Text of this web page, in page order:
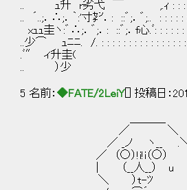
.. ｭ升 r劣弋 ￣ ,.ｨ : : :
.. ´..;．∴;．｀:'寸㌢．: ::゛;．゛;.. : :
xｭｭ圭ヽ:゛∴;．゛;．: ::゛;．f心.ﾞ: : :
..少⌒ ｭﾆﾆ. /. : : : : : : : : : : : : : :
.ﾞ″ ィ升圭(
.. ）少
5 名前： ◆FATE/2LeiY[] 投稿日：
／ ＼
／ _ノ ヽ__ .
／ （○）!i!i（○）
| （__人__） u
＼ ）t-ﾂ